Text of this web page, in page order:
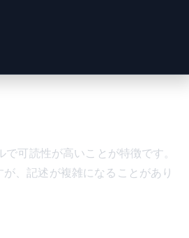
可読性が高いことが特徴です。
、記述が複雑になることがあり